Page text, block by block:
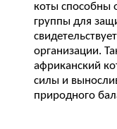
коты способны
группы для
организации.
африканский
силы и
природного